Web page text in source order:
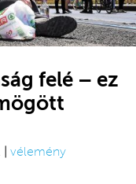
felé – ez
vélemény